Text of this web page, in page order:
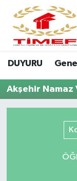
DUYURU Genel
Akşehir Namaz
Anasayfa
Anasayfa
Canlı Yayın
Nöbetçi
Hava
Namaz
Tüm